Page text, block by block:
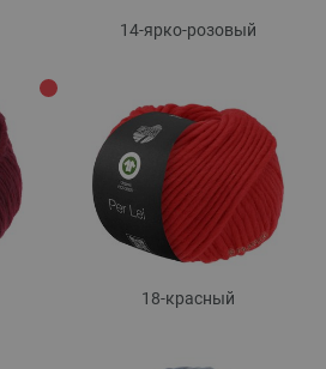
14-ярко-розовый
18-красный